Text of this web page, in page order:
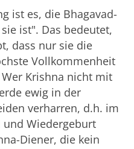
ist es, die Bhagavad-
ist". Das bedeutet,
dass nur sie die
Vollkommenheit
Krishna nicht mit
ewig in der
verharren, d.h. im
und Wiedergeburt
Diener, die kein